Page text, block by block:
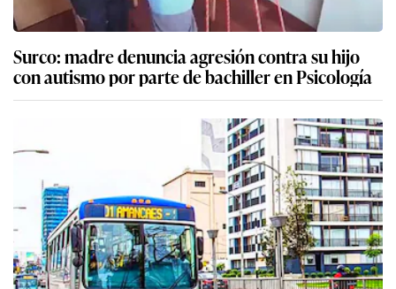
Surco: madre denuncia agresión contra su hijo
con autismo por parte de bachiller en Psicología